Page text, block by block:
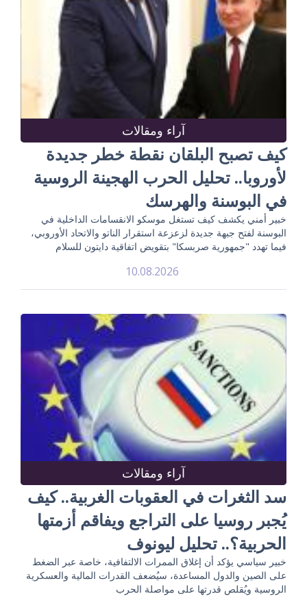
آراء ومقالات
كيف تصبح البلقان نقطة خطر جديدة
لأوروبا.. تحليل الحرب الهجينة الروسية
في البوسنة والهرسك
خبير أمني يكشف كيف تستغل موسكو الانقسامات الداخلية في
البوسنة لفتح جبهة جديدة لزعزعة استقرار الناتو والاتحاد الأوروبي،
فيما تهدد "جمهورية صربسكا" بتقويض اتفاقية دايتون للسلام
10.08.2026
آراء ومقالات
سد الثغرات في العقوبات الغربية.. كيف
يُجبر روسيا على التراجع ويفاقم أزمتها
الحربية؟.. تحليل ليونوف
خبير سياسي يؤكد أن إغلاق الممرات الالتفافية، خاصة عبر الضغط
على الصين والدول المساعدة، سيُضعف القدرات المالية والعسكرية
الروسية ويُقلص قدرتها على مواصلة الحرب